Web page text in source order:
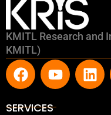
KMITL Research and
KMITL)
F
a
c
Y
o
u
L
i
n
SERVICES